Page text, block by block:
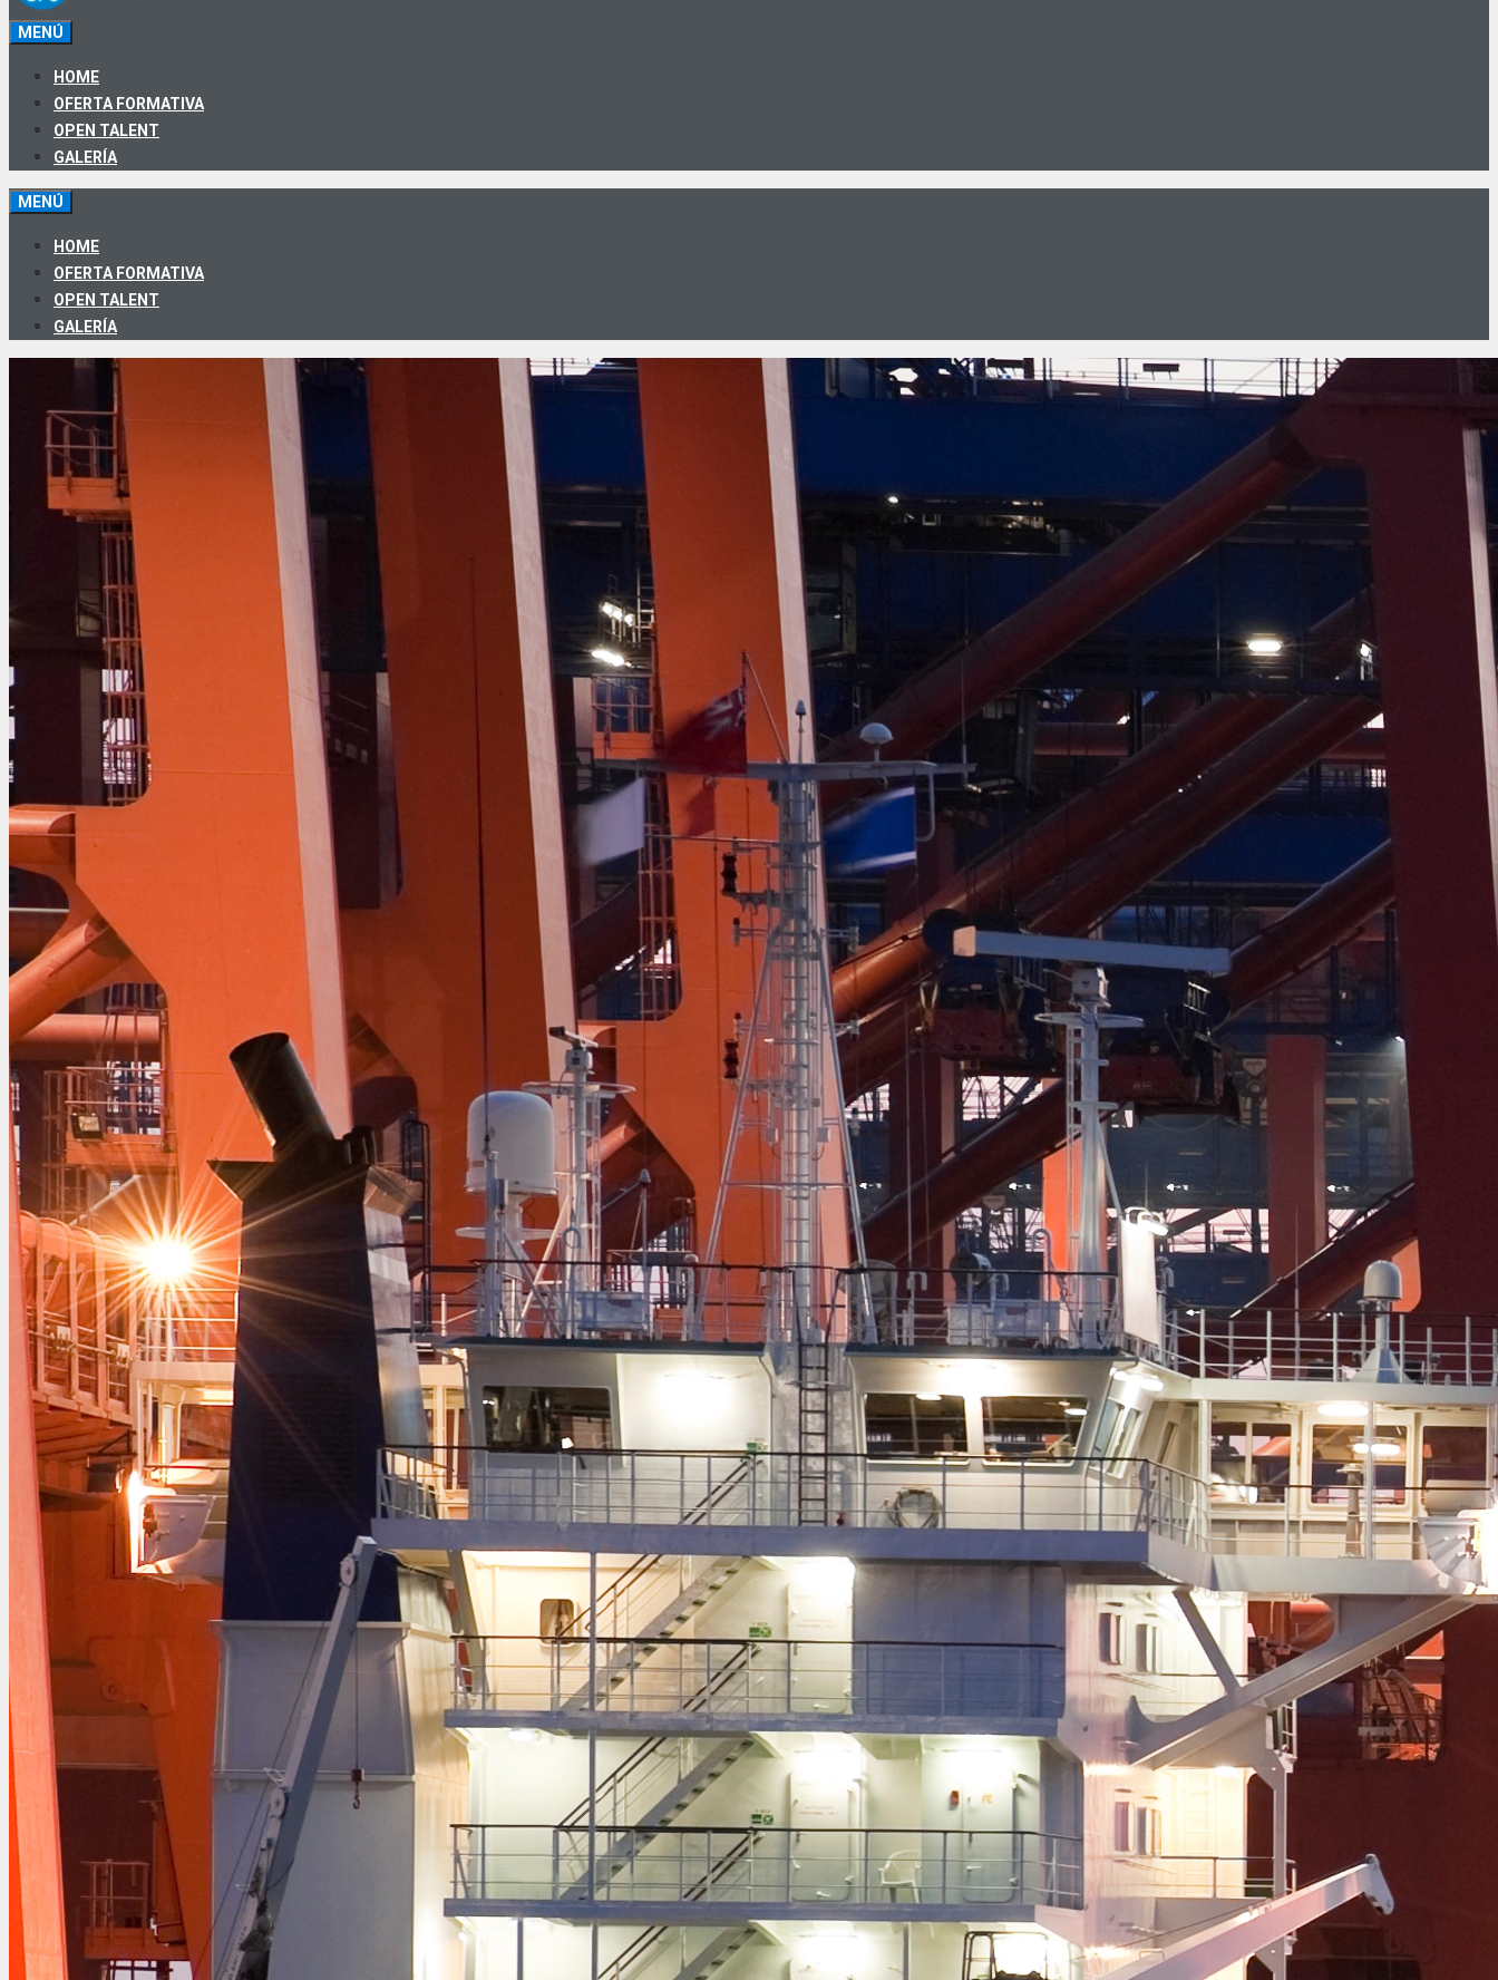
MENÚ
HOME
OFERTA FORMATIVA
OPEN TALENT
GALERÍA
MENÚ
HOME
OFERTA FORMATIVA
OPEN TALENT
GALERÍA